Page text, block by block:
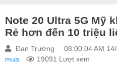
Note 20 Ultra 5G Mỹ
Rẻ hơn đến 10 triệu
Đan Trường 08:00:04 AM
mua
19091 Lượt xem